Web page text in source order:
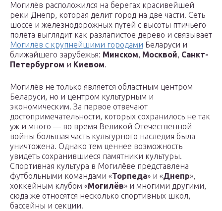
Могилёв расположился на берегах красивейшей
реки Днепр, которая делит город на две части. Сеть
шоссе и железнодорожных путей с высоты птичьего
полёта выглядит как разлапистое дерево и связывает
Могилёв с крупнейшими городами Беларуси и
ближайшего зарубежья: Минском, Москвой, Санкт-
Петербургом и Киевом.
Могилёв не только является областным центром
Беларуси, но и центром культурным и
экономическим. За первое отвечают
достопримечательности, которых сохранилось не так
уж и много — во время Великой Отечественной
войны большая часть культурного наследия была
уничтожена. Однако тем ценнее возможность
увидеть сохранившиеся памятники культуры.
Спортивная культура в Могилёве представлена
футбольными командами «Торпеда» и «Днепр»,
хоккейным клубом «Могилёв» и многими другими,
сюда же относятся несколько спортивных школ,
бассейны и секции.